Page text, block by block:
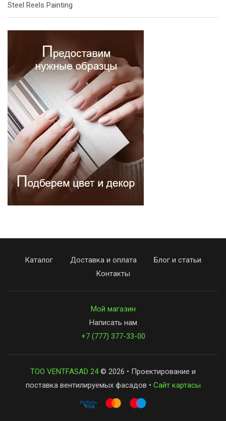
Steel Reels Painting
Каталог Доставка и оплата
Блог и статьи
Контакты
Мой магазин
Написать нам
+7 (777) 377-33-00
ТОО VENTFASAD 24© 2026 • Проектирование и
поставка вентилируемых фасадов • Сайт картасы